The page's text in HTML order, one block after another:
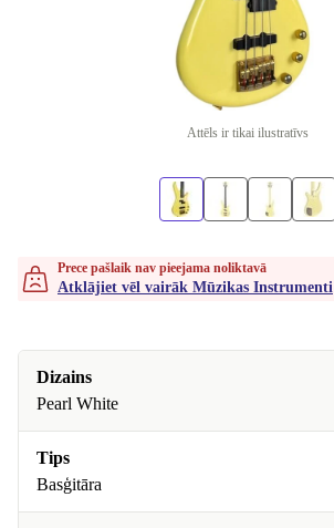
Attēls ir tikai ilustratīvs
Prece pašlaik nav pieejama noliktavā
Atklājiet vēl vairāk Mūzikas Instrumenti
Dizains
Pearl White
Tips
Basģitāra